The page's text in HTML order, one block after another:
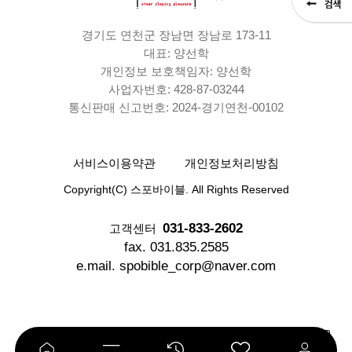
경기도 연천군 장남면 장남로 173-11
대표: 양선학
개인정보 보호책임자: 양선학
사업자번호: 428-87-03244
통신판매 신고번호: 2024-경기연천-00102
서비스이용약관 개인정보처리방침
Copyright(C) 스포바이블. All Rights Reserved
고객센터 031-833-2602
fax. 031.835.2585
e.mail. spobible_corp@naver.com